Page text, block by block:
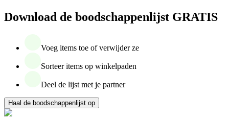
Download de boodschappenlijst GRATIS
Voeg items toe of verwijder ze
Sorteer items op winkelpaden
Deel de lijst met je partner
Haal de boodschappenlijst op